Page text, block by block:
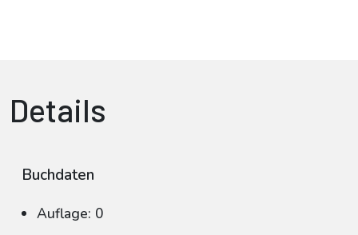
Details
Buchdaten
Auflage: 0